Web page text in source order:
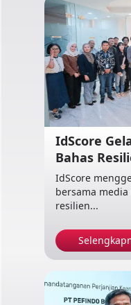
IdScore
Bahas
IdScore
bersama
resilien...